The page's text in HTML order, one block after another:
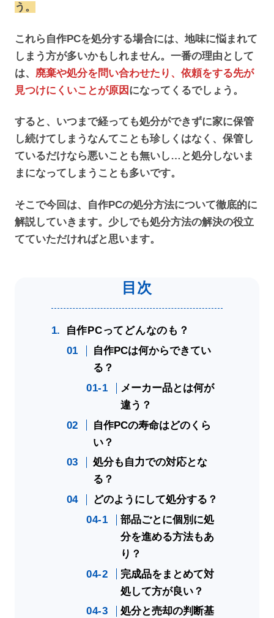
う。
これら自作PCを処分する場合には、地味に悩まれて
しまう方が多いかもしれません。一番の理由として
は、 廃棄や処分を問い合わせたり、依頼をする先が
見つけにくいことが原因 になってくるでしょう。
すると、いつまで経っても処分ができずに家に保管
し続けてしまうなんてことも珍しくはなく、保管し
ているだけなら悪いことも無いし…と処分しないま
まになってしまうことも多いです。
そこで今回は、自作PCの処分方法について徹底的に
解説していきます。少しでも処分方法の解決の役立
てていただければと思います。
自作PCってどんなのも？
自作PCは何からできてい
る？
メーカー品とは何が
違う？
自作PCの寿命はどのくら
い？
処分も自力での対応とな
る？
どのようにして処分する？
部品ごとに個別に処
分を進める方法もあ
り？
完成品をまとめて対
処して方が良い？
処分と売却の判断基